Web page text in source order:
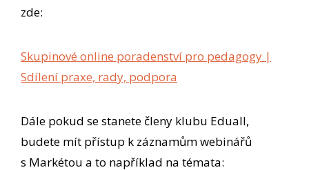
zde:
Skupinové online poradenství pro pedagogy |
Sdílení praxe, rady, podpora
Dále pokud se stanete členy klubu Eduall,
budete mít přístup k záznamům webinářů
s Markétou a to například na témata: